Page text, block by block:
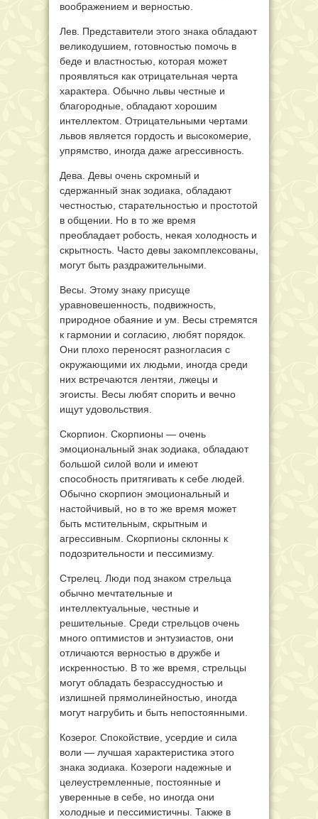
воображением и верностью.
Лев. Представители этого знака обладают
великодушием, готовностью помочь в
беде и властностью, которая может
проявляться как отрицательная черта
характера. Обычно львы честные и
благородные, обладают хорошим
интеллектом. Отрицательными чертами
львов является гордость и высокомерие,
упрямство, иногда даже агрессивность.
Дева. Девы очень скромный и
сдержанный знак зодиака, обладают
честностью, старательностью и простотой
в общении. Но в то же время
преобладает робость, некая холодность и
скрытность. Часто девы закомплексованы,
могут быть раздражительными.
Весы. Этому знаку присуще
уравновешенность, подвижность,
природное обаяние и ум. Весы стремятся
к гармонии и согласию, любят порядок.
Они плохо переносят разногласия с
окружающими их людьми, иногда среди
них встречаются лентяи, лжецы и
эгоисты. Весы любят спорить и вечно
ищут удовольствия.
Скорпион. Скорпионы — очень
эмоциональный знак зодиака, обладают
большой силой воли и имеют
способность притягивать к себе людей.
Обычно скорпион эмоциональный и
настойчивый, но в то же время может
быть мстительным, скрытным и
агрессивным. Скорпионы склонны к
подозрительности и пессимизму.
Стрелец. Люди под знаком стрельца
обычно мечтательные и
интеллектуальные, честные и
решительные. Среди стрельцов очень
много оптимистов и энтузиастов, они
отличаются верностью в дружбе и
искренностью. В то же время, стрельцы
могут обладать безрассудностью и
излишней прямолинейностью, иногда
могут нагрубить и быть непостоянными.
Козерог. Спокойствие, усердие и сила
воли — лучшая характеристика этого
знака зодиака. Козероги надежные и
целеустремленные, постоянные и
уверенные в себе, но иногда они
холодные и пессимистичны. Также в